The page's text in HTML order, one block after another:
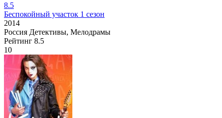
8.5
Беспокойный участок 1 сезон
2014
Россия Детективы, Мелодрамы
Рейтинг 8.5
10